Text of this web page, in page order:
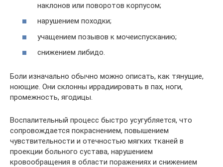
наклонов или поворотов корпусом;
нарушением походки;
учащением позывов к мочеиспусканию;
снижением либидо.
Боли изначально обычно можно описать, как тянущие,
ноющие. Они склонны иррадиировать в пах, ноги,
промежность, ягодицы.
Воспалительный процесс быстро усугубляется, что
сопровождается покраснением, повышением
чувствительности и отечностью мягких тканей в
проекции больного сустава, нарушением
кровообращения в области поражениях и снижением